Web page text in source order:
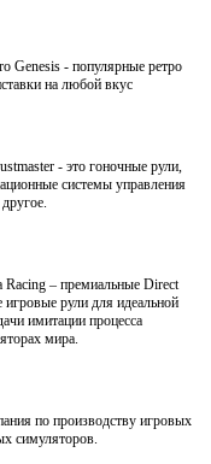
Genesis - популярные ретро
на любой вкус
- это гоночные рули,
системы управления
Racing – премиальные Direct
игровые рули для идеальной
имитации процесса
мира.
по производству игровых
симуляторов.